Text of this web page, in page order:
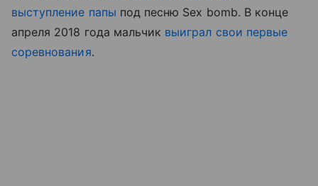
выступление папы под песню Sex bomb. В конце
апреля 2018 года мальчик выиграл свои первые
соревнования.